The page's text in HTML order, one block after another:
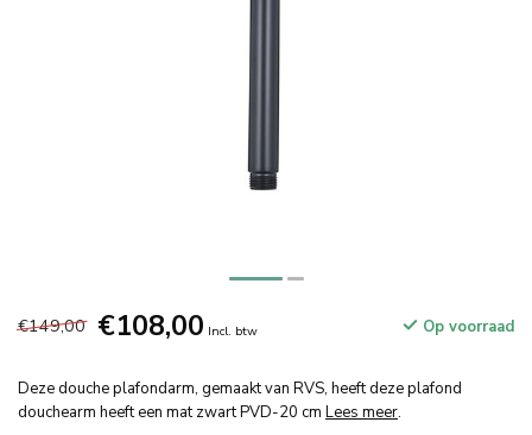
€149,00 €108,00 Incl. btw Op voorraad
Deze douche plafondarm, gemaakt van RVS, heeft deze plafond
douchearm heeft een mat zwart PVD-20 cm Lees meer.